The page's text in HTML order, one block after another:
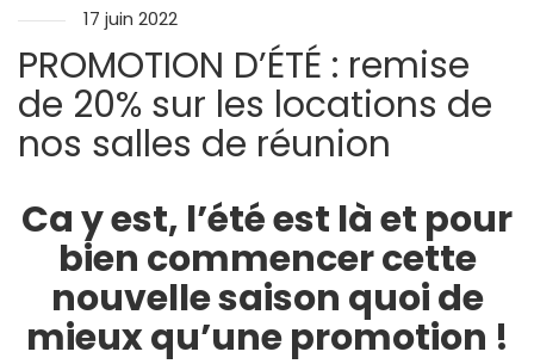
17 juin 2022
PROMOTION D’ÉTÉ : remise
de 20% sur les locations de
nos salles de réunion
Ca y est, l’été est là et pour
bien commencer cette
nouvelle saison quoi de
mieux qu’une promotion !